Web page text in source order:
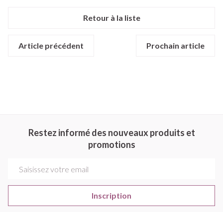
Retour à la liste
Article précédent Prochain article
Restez informé des nouveaux produits et
promotions
Inscription